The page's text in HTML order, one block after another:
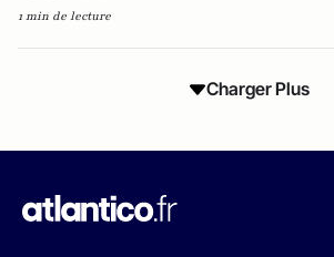
1 min de lecture
Charger Plus